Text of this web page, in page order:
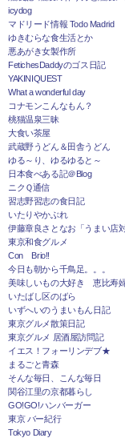
icydog
マドリード情報 Todo Madrid
ゆきむらな食生活とか
悪あがき女製作所
FetichesDaddyのゴス日記
YAKINIQUEST
What a wonderful day
コナモンこんなもん？
桃猫温泉三昧
大食い茶屋
武蔵野うどん＆田舎うどん
ゆる～り、ゆるゆると～
日本食べある記＠Blog
ニクＱ通信
習志野習志の食日記
いたりやかぶれ
伊藤章良さとなお「うまい店対
東京和食グルメ
Con Brio!!
今日も朝から千鳥足。。。
美味しいもの大好き 恵比寿
いたばし区のばら
いずへいのうまいもん日記
東京グルメ散策日記
東京グルメ 居酒屋訪問記
イエス！フォーリンデブ★
まるごと青森
そんな毎日、こんな毎日
関谷江里の京都暮らし
GO!GO!ハンバーガー
東京 バー紀行
Tokyo Diary